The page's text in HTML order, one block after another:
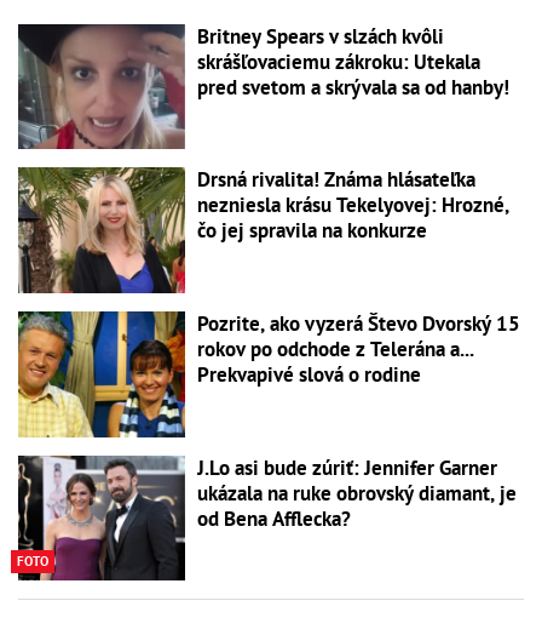
Britney Spears v slzách kvôli
skrášľovaciemu zákroku: Utekala
pred svetom a skrývala sa od hanby!
Drsná rivalita! Známa hlásateľka
nezniesla krásu Tekelyovej: Hrozné,
čo jej spravila na konkurze
Pozrite, ako vyzerá Števo Dvorský 15
rokov po odchode z Telerána a...
Prekvapivé slová o rodine
FOTO
J.Lo asi bude zúriť: Jennifer Garner
ukázala na ruke obrovský diamant, je
od Bena Afflecka?